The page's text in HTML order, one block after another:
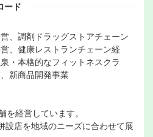
ード
、調剤ドラッグストアチェーン
、健康レストランチェーン経
・本格的なフィットネスクラ
新商品開発事業
を経営しています。
設店を地域のニーズに合わせて展